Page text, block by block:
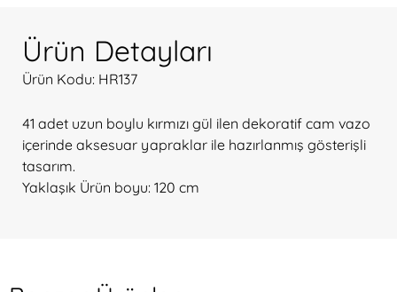
Ürün Detayları
Ürün Kodu: HR137
41 adet uzun boylu kırmızı gül ilen dekoratif cam vazo
içerinde aksesuar yapraklar ile hazırlanmış gösterişli
tasarım.
Yaklaşık Ürün boyu: 120 cm